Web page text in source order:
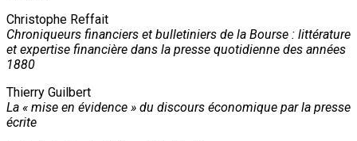
Christophe Reffait
Chroniqueurs financiers et bulletiniers de la Bourse : littérature
et expertise financière dans la presse quotidienne des années
1880
Thierry Guilbert
La « mise en évidence » du discours économique par la presse
écrite